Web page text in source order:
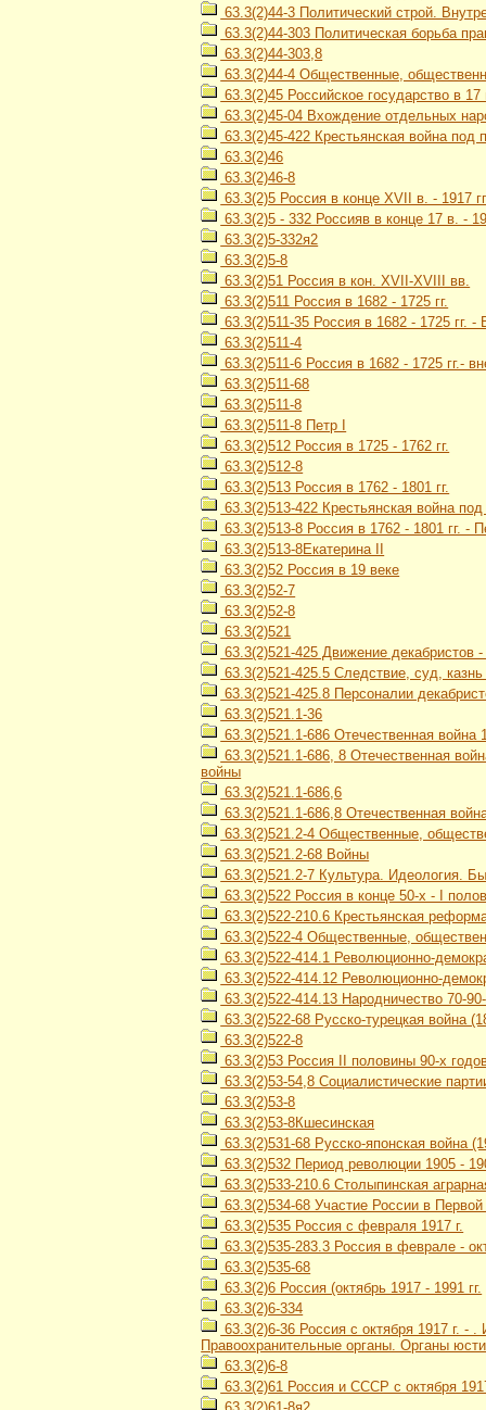
63.3(2)44-3 Политический строй.
63.3(2)44-303 Политическая борьба
63.3(2)44-303,8
63.3(2)44-4 Общественные,
63.3(2)45 Российское государство в 17
63.3(2)45-04 Вхождение отдельных
63.3(2)45-422 Крестьянская война
63.3(2)46
63.3(2)46-8
63.3(2)5 Россия в конце XVII в. - 1917
63.3(2)5 - 332 Россияв в конце 17 в. -
63.3(2)5-332я2
63.3(2)5-8
63.3(2)51 Россия в кон. XVII-XVIII вв.
63.3(2)511 Россия в 1682 - 1725 гг.
63.3(2)511-35 Россия в 1682 - 1725 гг.
63.3(2)511-4
63.3(2)511-6 Россия в 1682 - 1725 гг.-
63.3(2)511-68
63.3(2)511-8
63.3(2)511-8 Петр I
63.3(2)512 Россия в 1725 - 1762 гг.
63.3(2)512-8
63.3(2)513 Россия в 1762 - 1801 гг.
63.3(2)513-422 Крестьянская война
63.3(2)513-8 Россия в 1762 - 1801 гг. -
63.3(2)513-8Екатерина II
63.3(2)52 Россия в 19 веке
63.3(2)52-7
63.3(2)52-8
63.3(2)521
63.3(2)521-425 Движение декабристов
63.3(2)521-425.5 Следствие, суд,
63.3(2)521-425.8 Персоналии
63.3(2)521.1-36
63.3(2)521.1-686 Отечественная война
63.3(2)521.1-686, 8 Отечественная
войны
63.3(2)521.1-686,6
63.3(2)521.1-686,8 Отечественная
63.3(2)521.2-4 Общественные,
63.3(2)521.2-68 Войны
63.3(2)521.2-7 Культура. Идеология.
63.3(2)522 Россия в конце 50-х - I
63.3(2)522-210.6 Крестьянская
63.3(2)522-4 Общественные,
63.3(2)522-414.1 Революционно-
63.3(2)522-414.12 Революционно-
63.3(2)522-414.13 Народничество 70-
63.3(2)522-68 Русско-турецкая война
63.3(2)522-8
63.3(2)53 Россия II половины 90-х
63.3(2)53-54,8 Социалистические
63.3(2)53-8
63.3(2)53-8Кшесинская
63.3(2)531-68 Русско-японская война
63.3(2)532 Период революции 1905 -
63.3(2)533-210.6 Столыпинская
63.3(2)534-68 Участие России в
63.3(2)535 Россия с февраля 1917 г.
63.3(2)535-283.3 Россия в феврале -
63.3(2)535-68
63.3(2)6 Россия (октябрь 1917 - 1991 гг.
63.3(2)6-334
63.3(2)6-36 Россия с октября 1917 г. -
Правоохранительные органы. Органы
63.3(2)6-8
63.3(2)61 Россия и СССР с октября